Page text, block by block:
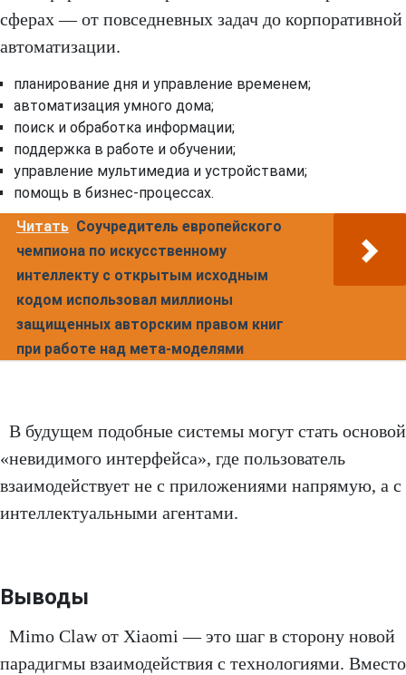
сферах — от повседневных задач до корпоративной
автоматизации.
планирование дня и управление временем;
автоматизация умного дома;
поиск и обработка информации;
поддержка в работе и обучении;
управление мультимедиа и устройствами;
помощь в бизнес-процессах.
Читать Соучредитель европейского
чемпиона по искусственному
интеллекту с открытым исходным
кодом использовал миллионы
защищенных авторским правом книг
при работе над мета-моделями
В будущем подобные системы могут стать основой
«невидимого интерфейса», где пользователь
взаимодействует не с приложениями напрямую, а с
интеллектуальными агентами.
Выводы
Mimo Claw от Xiaomi — это шаг в сторону новой
парадигмы взаимодействия с технологиями. Вместо